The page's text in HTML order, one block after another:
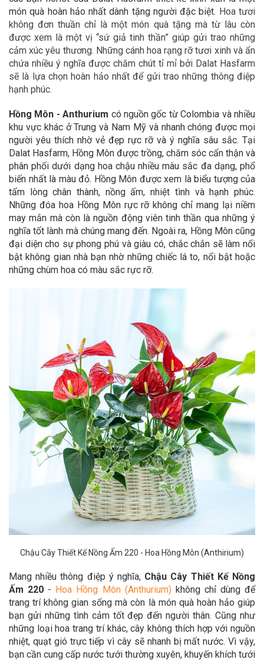
món quà hoàn hảo nhất dành tặng người đặc biệt. Hoa tươi
không đơn thuần chỉ là một món quà tặng mà từ lâu còn
được xem là một vị “sứ giả tinh thần” giúp gửi trao những
cảm xúc yêu thương. Những cánh hoa rạng rỡ tươi xinh và ẩn
chứa nhiều ý nghĩa được chăm chút tỉ mỉ bởi Dalat Hasfarm
sẽ là lựa chọn hoàn hảo nhất để gửi trao những thông điệp
hạnh phúc.
Hồng Môn - Anthurium có nguồn gốc từ Colombia và nhiều
khu vực khác ở Trung và Nam Mỹ và nhanh chóng được mọi
người yêu thích nhờ vẻ đẹp rực rỡ và ý nghĩa sâu sắc. Tại
Dalat Hasfarm, Hồng Môn được trồng, chăm sóc cẩn thận và
phân phối dưới dạng hoa chậu nhiều màu sắc đa dạng, phổ
biến nhất là màu đỏ. Hồng Môn được xem là biểu tượng của
tấm lòng chân thành, nồng ấm, nhiệt tình và hạnh phúc.
Những đóa hoa Hồng Môn rực rỡ không chỉ mang lại niềm
may mắn mà còn là nguồn động viên tinh thần qua những ý
nghĩa tốt lành mà chúng mang đến. Ngoài ra, Hồng Môn cũng
đại diện cho sự phong phú và giàu có, chắc chắn sẽ làm nổi
bật không gian nhà bạn nhờ những chiếc lá to, nổi bật hoặc
những chùm hoa có màu sắc rực rỡ.
Chậu Cây Thiết Kế Nồng Ấm 220 - Hoa Hồng Môn (Anthirium)
Mang nhiều thông điệp ý nghĩa, Chậu Cây Thiết Kế Nồng
Ấm 220 - Hoa Hồng Môn (Anthurium)không chỉ dùng để
trang trí không gian sống mà còn là món quà hoàn hảo giúp
bạn gửi những tình cảm tốt đẹp đến người thân.Cũng như
những loại hoa trang trí khác, cây không thích hợp với nguồn
nhiệt, quạt gió trực tiếp vì cây sẽ nhanh bị mất nước. Vì vậy,
bạn cần cung cấp nước tưới thường xuyên, khuyến khích tưới